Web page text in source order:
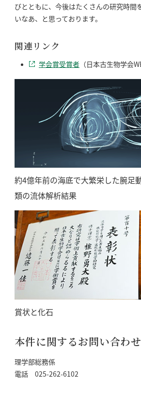
びとともに、今後はたくさんの研究時間
いなあ、と思っております。
関連リンク
学会賞受賞者 （日本古生物学会
約4億年前の海底で大繁栄した腕足
類の流体解析結果
賞状と化石
本件に関するお問い合わ
理学部総務係
電話 025-262-6102